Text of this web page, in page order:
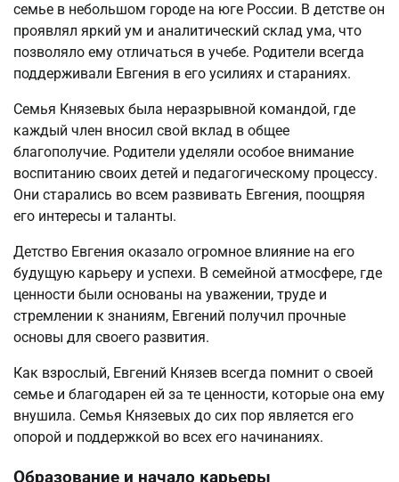
семье в небольшом городе на юге России. В детстве он
проявлял яркий ум и аналитический склад ума, что
позволяло ему отличаться в учебе. Родители всегда
поддерживали Евгения в его усилиях и стараниях.
Семья Князевых была неразрывной командой, где
каждый член вносил свой вклад в общее
благополучие. Родители уделяли особое внимание
воспитанию своих детей и педагогическому процессу.
Они старались во всем развивать Евгения, поощряя
его интересы и таланты.
Детство Евгения оказало огромное влияние на его
будущую карьеру и успехи. В семейной атмосфере, где
ценности были основаны на уважении, труде и
стремлении к знаниям, Евгений получил прочные
основы для своего развития.
Как взрослый, Евгений Князев всегда помнит о своей
семье и благодарен ей за те ценности, которые она ему
внушила. Семья Князевых до сих пор является его
опорой и поддержкой во всех его начинаниях.
Образование и начало карьеры